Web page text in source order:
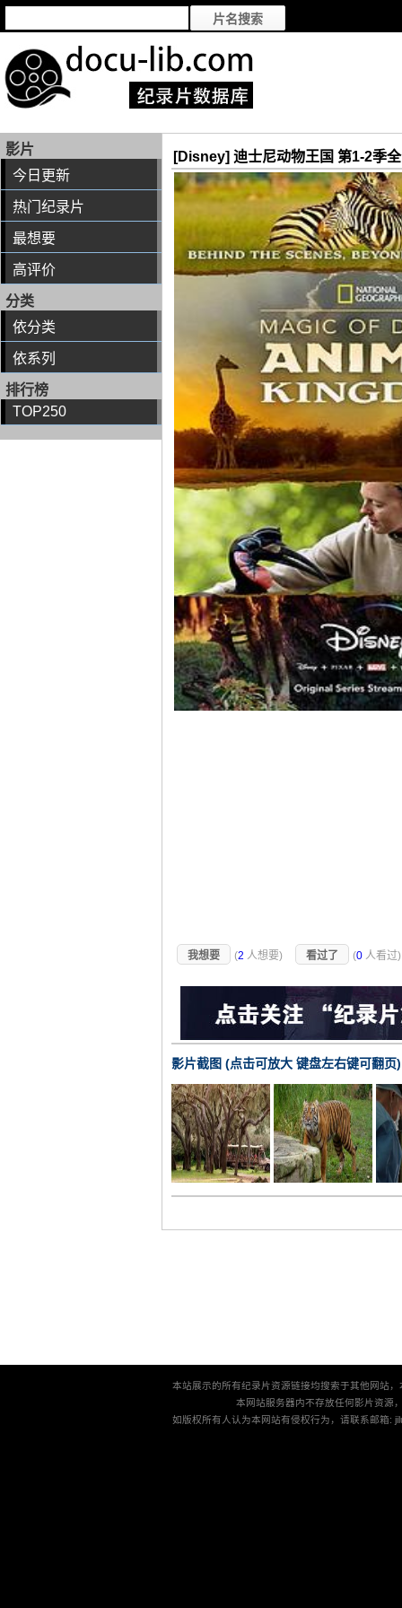
影片
今日更新
热门纪录片
最想要
高评价
分类
依分类
依系列
排行榜
TOP250
[Disney] 迪士尼动物王国 第1-2季
我想要 (2 人想要) 看过了 (0 人看过
影片截图 (点击可放大 键盘左右键可翻页)
本站展示的所有纪录片资源链接均搜索于其他网站
本网站服务器内不存放任何影片资源
如版权所有人认为本网站有侵权行为，请联系邮箱: